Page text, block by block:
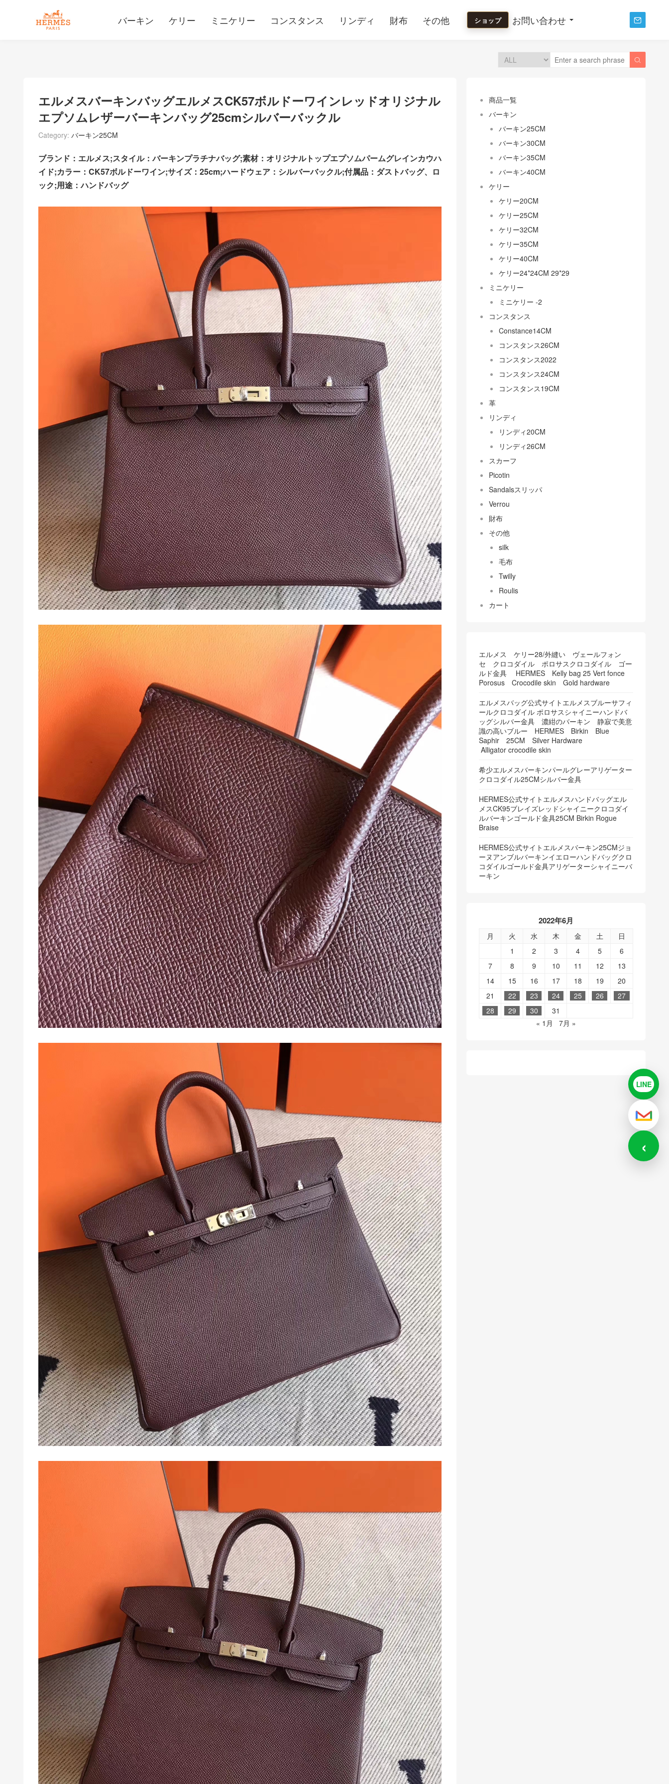
バーキン ケリー ミニケリー コンスタンス リンディ 財布 その他 ショップ お問い合わせ 

エルメスバーキンバッグエルメスCK57ボルドーワインレッドオリジナル
エプソムレザーバーキンバッグ25cmシルバーバックル
Category: バーキン25CM
ブランド：エルメス;スタイル：バーキンプラチナバッグ;素材：オリジナルトップエプソムパームグレインカウハ
イド;カラー：CK57ボルドーワイン;サイズ：25cm;ハードウェア：シルバーバックル;付属品：ダストバッグ、ロ
ック;用途：ハンドバッグ
商品一覧
バーキン
バーキン25CM
バーキン30CM
バーキン35CM
バーキン40CM
ケリー
ケリー20CM
ケリー25CM
ケリー32CM
ケリー35CM
ケリー40CM
ケリー24*24CM 29*29
ミニケリー
ミニケリー -2
コンスタンス
Constance14CM
コンスタンス26CM
コンスタンス2022
コンスタンス24CM
コンスタンス19CM
革
リンディ
リンディ20CM
リンディ26CM
スカーフ
Picotin
Sandalsスリッパ
Verrou
財布
その他
silk
毛布
Twilly
Roulis
カート
エルメス ケリー28/外縫い ヴェールフォン
セ クロコダイル ポロサスクロコダイル ゴー
ルド金具 HERMES Kelly bag 25 Vert fonce
Porosus Crocodile skin Gold hardware
エルメスバッグ公式サイトエルメスブルーサフィ
ールクロコダイル ポロサスシャイニーハンドバ
ッグシルバー金具 濃紺のバーキン 静寂で美意
識の高いブルー HERMES Birkin Blue
Saphir 25CM Silver Hardware
Alligator crocodile skin
希少エルメスバーキンパールグレーアリゲーター
クロコダイル25CMシルバー金具
HERMES公式サイトエルメスハンドバッグエル
メスCK95ブレイズレッドシャイニークロコダイ
ルバーキンゴールド金具25CM Birkin Rogue
Braise
HERMES公式サイトエルメスバーキン25CMジョ
ーヌアンブルバーキンイエローハンドバッグクロ
コダイルゴールド金具アリゲーターシャイニーバ
ーキン
2022年6月
月 火 水 木 金 土
日
1
2 3 4 5
6
7
8 9 10 11 12
13
14
15 16 17 18 19
20
21
22 23 24 25 26
27
28
29 30
31
« 1月
7月 »
LINELINEで
メール
‹